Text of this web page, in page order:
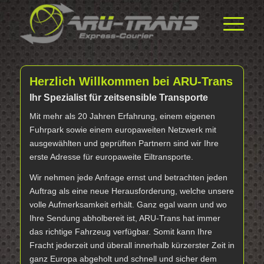
Herzlich Willkommen bei ARU-Trans
Ihr Spezialist für zeitsensible Transporte
Mit mehr als 20 Jahren Erfahrung, einem eigenen
Fuhrpark sowie einem europaweiten Netzwerk mit
ausgewählten und geprüften Partnern sind wir Ihre
erste Adresse für europaweite Eiltransporte.
Wir nehmen jede Anfrage ernst und betrachten jeden
Auftrag als eine neue Herausforderung, welche unsere
volle Aufmerksamkeit erhält. Ganz egal wann und wo
Ihre Sendung abholbereit ist, ARU-Trans hat immer
das richtige Fahrzeug verfügbar. Somit kann Ihre
Fracht jederzeit und überall innerhalb kürzerster Zeit in
ganz Europa abgeholt und schnell und sicher dem